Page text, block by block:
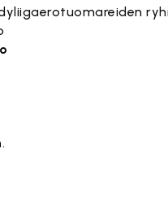
.